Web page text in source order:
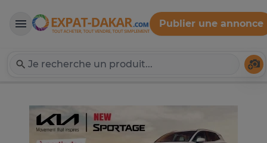
Expat-Dakar
Publier une annonce